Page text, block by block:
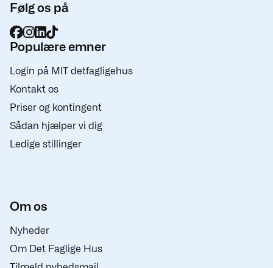
Følg os på
Populære emner
Login på MIT detfagligehus
Kontakt os
Priser og kontingent
Sådan hjælper vi dig
Ledige stillinger
Om os
Nyheder
Om Det Faglige Hus